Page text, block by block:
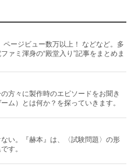
ージビュー数万以上！ などなど。多
ァミ渾身の“殿堂入り”記事をまとめま
方々に製作時のエピソードをお聞き
ム）とは何か？を探っていきます。
い。『赫本』は、〈試験問題〉の形
す。